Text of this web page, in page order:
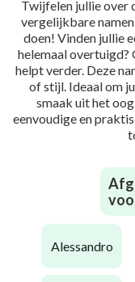
Twijfelen jullie over
vergelijkbare
doen! Vinden jullie
helemaal overtuigd?
helpt verder. Deze
of stijl. Ideaal om
smaak uit het
eenvoudige en
alessandro